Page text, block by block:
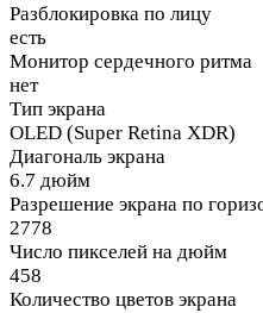
Разблокировка по лицу
есть
Монитор сердечного ритма
нет
Тип экрана
OLED (Super Retina XDR)
Диагональ экрана
6.7 дюйм
Разрешение экрана по
2778
Число пикселей на дюйм
458
Количество цветов экрана